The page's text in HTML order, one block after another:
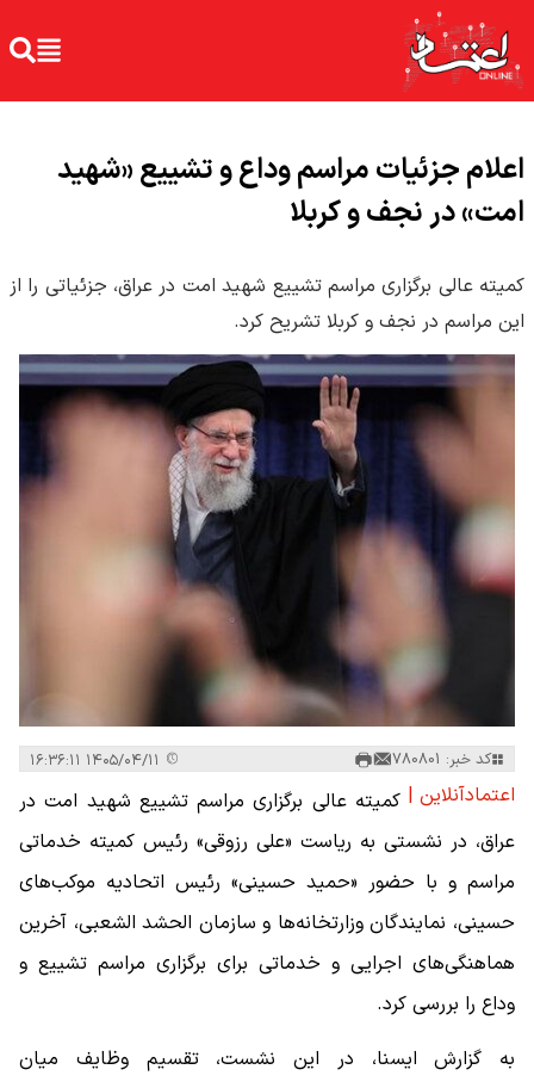
اعلام جزئیات مراسم وداع و تشییع «شهید
امت» در نجف و کربلا
کمیته عالی برگزاری مراسم تشییع شهید امت در عراق، جزئیاتی را از
این مراسم در نجف و کربلا تشریح کرد.
کد خبر: 780801
اعتمادآنلاین | کمیته عالی برگزاری مراسم تشییع شهید امت در
عراق، در نشستی به ریاست «علی رزوقی» رئیس کمیته خدماتی
مراسم و با حضور «حمید حسینی» رئیس اتحادیه موکب‌های
حسینی، نمایندگان وزارتخانه‌ها و سازمان الحشد الشعبی، آخرین
هماهنگی‌های اجرایی و خدماتی برای برگزاری مراسم تشییع و
وداع را بررسی کرد.
به گزارش ایسنا، در این نشست، تقسیم وظایف میان